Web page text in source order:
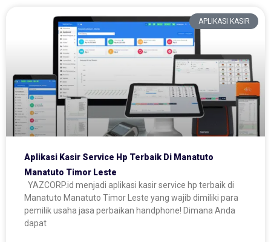
APLIKASI KASIR
Aplikasi Kasir Service Hp Terbaik Di Manatuto
Manatuto Timor Leste
YAZCORP.id menjadi aplikasi kasir service hp terbaik di
Manatuto Manatuto Timor Leste yang wajib dimiliki para
pemilik usaha jasa perbaikan handphone! Dimana Anda
dapat